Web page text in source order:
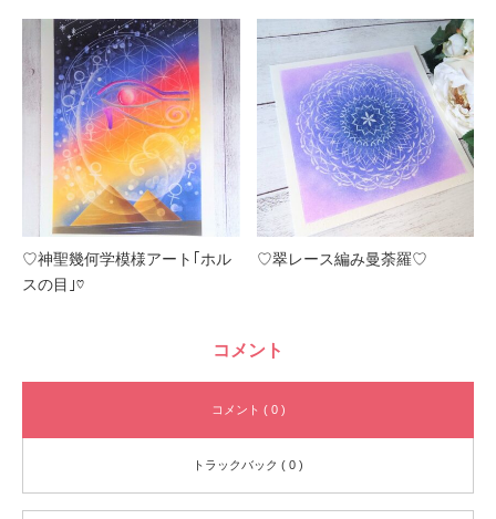
♡神聖幾何学模様アート｢ホル
スの目｣♡
♡翠レース編み曼荼羅♡
コメント
コメント ( 0 )
トラックバック ( 0 )